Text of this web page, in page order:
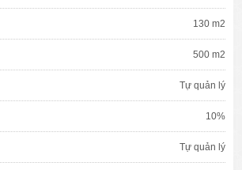
130 m2
500 m2
Tự quản lý
10%
Tự quản lý